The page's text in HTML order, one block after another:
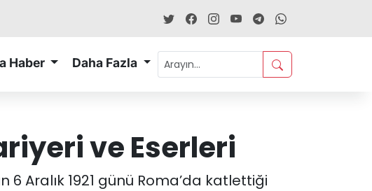
Haber Daha Fazla
ve Eserleri
6 Aralık 1921 günü Roma’da katlettiği